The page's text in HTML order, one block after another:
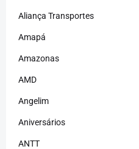
Aliança Transportes
Amapá
Amazonas
AMD
Angelim
Aniversários
ANTT